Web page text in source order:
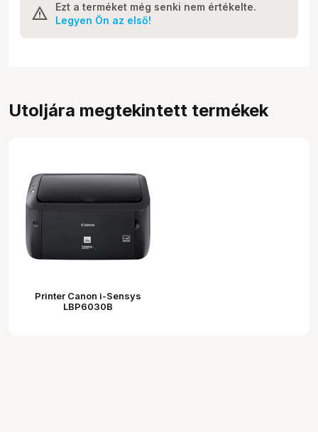
Ezt a terméket még senki nem értékelte.
Legyen Ön az első!
Utoljára megtekintett termékek
Printer Canon i-Sensys
LBP6030B